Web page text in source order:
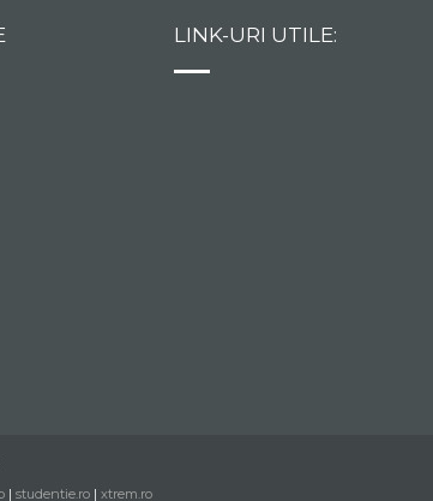
LINK-URI UTILE:
| studentie.ro | xtrem.ro